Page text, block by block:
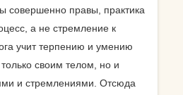
совершенно правы, практика
а не стремление к
учит терпению и умению
своим телом, но и
и стремлениями. Отсюда